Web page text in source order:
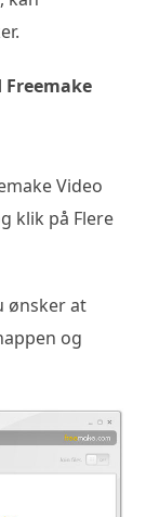
Video
klik på Flere
ønsker at
og